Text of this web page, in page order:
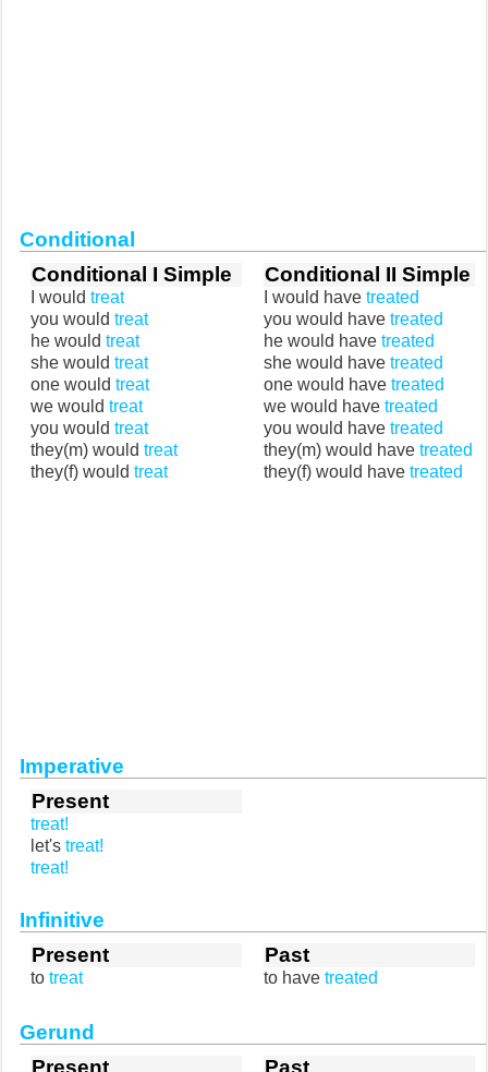
Conditional
Conditional I Simple
I would treat
you would treat
he would treat
she would treat
one would treat
we would treat
you would treat
they(m) would treat
they(f) would treat
Conditional II Simple
I would have treated
you would have treated
he would have treated
she would have treated
one would have treated
we would have treated
you would have treated
they(m) would have treated
they(f) would have treated
Imperative
Present
treat!
let's treat!
treat!
Infinitive
Present
to treat
Past
to have treated
Gerund
Present
Past